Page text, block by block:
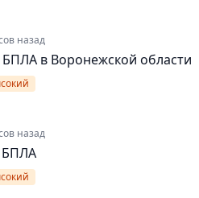
назад
в Воронежской области
назад
БПЛА